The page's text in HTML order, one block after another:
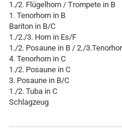
1./2. Flügelhorn / Trompete in B
1. Tenorhorn in B
Bariton in B/C
1./2./3. Horn in Es/F
1./2. Posaune in B / 2./
4. Tenorhorn in C
1./2. Posaune in C
3. Posaune in B/C
1./2. Tuba in C
Schlagzeug